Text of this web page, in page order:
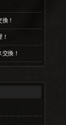
！
換！